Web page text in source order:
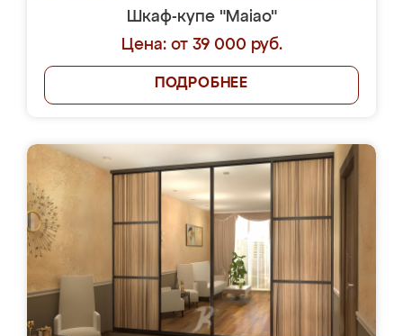
Шкаф-купе "Maiao"
Цена: от 39 000 руб.
ПОДРОБНЕЕ